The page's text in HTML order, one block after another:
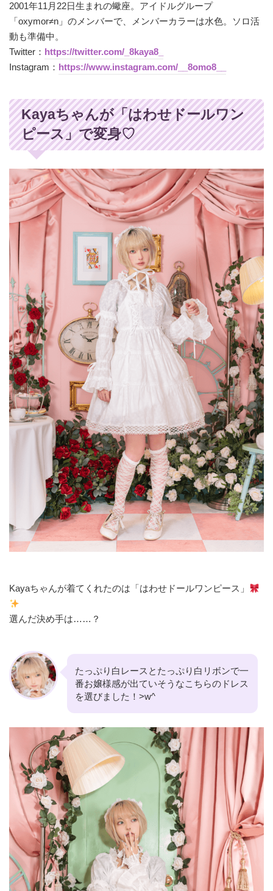
2001年11月22日生まれの蠍座。アイドルグループ
「oxymor≠n」のメンバーで、メンバーカラーは水色。ソロ活
動も準備中。
Twitter： https://twitter.com/_8kaya8_
Instagram： https://www.instagram.com/__8omo8__
Kayaちゃんが「はわせドールワン
ピース」で変身♡
Kayaちゃんが着てくれたのは「はわせドールワンピース」
選んだ決め手は……？
たっぷり白レースとたっぷり白リボンで一
番お嬢様感が出ていそうなこちらのドレス
を選びました！>w^